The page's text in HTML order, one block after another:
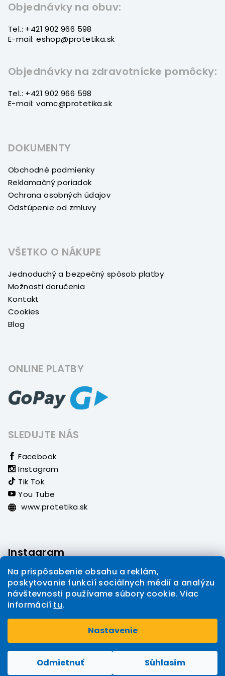
Na prispôsobenie obsahu a reklám,
poskytovanie funkcií sociálnych médií a analýzu
návštevnosti používame súbory cookie. Viac
informácií tu.
Nastavenie
Odmietnuť Súhlasím
Objednávky na obuv:
Tel.: +421 902 966 598
E-mail: eshop@protetika.sk
Objednávky na zdravotnícke pomôcky:
Tel.: +421 902 966 598
E-mail: vamc@protetika.sk
DOKUMENTY
Obchodné podmienky
Reklamačný poriadok
Ochrana osobných údajov
Odstúpenie od zmluvy
VŠETKO O NÁKUPE
Jednoduchý a bezpečný spôsob platby
Možnosti doručenia
Kontakt
Cookies
Blog
ONLINE PLATBY
SLEDUJTE NÁS
Facebook
Instagram
Tik Tok
You Tube
www.protetika.sk
Instagram
Sledovať na Instagrame
Upraviť nastavenie cookies